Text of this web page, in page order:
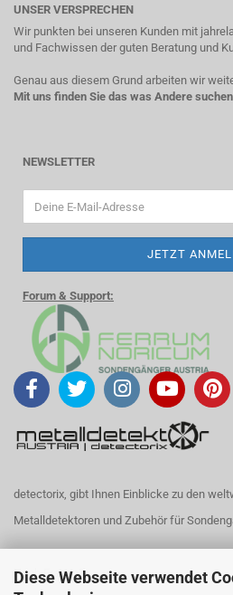
Diese Webseite verwendet
UNSER VERSPRECHEN
Wir punkten bei unseren Kunden mit
und Fachwissen der guten Beratung und
Genau aus diesem Grund arbeiten wir
Mit uns finden Sie das was Andere
NEWSLETTER
Forum & Support:
detectorix, gibt Ihnen Einblicke zu den
Metalldetektoren und Zubehör für
Noch Fragen?